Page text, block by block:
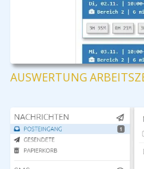
AUSWERTUNG